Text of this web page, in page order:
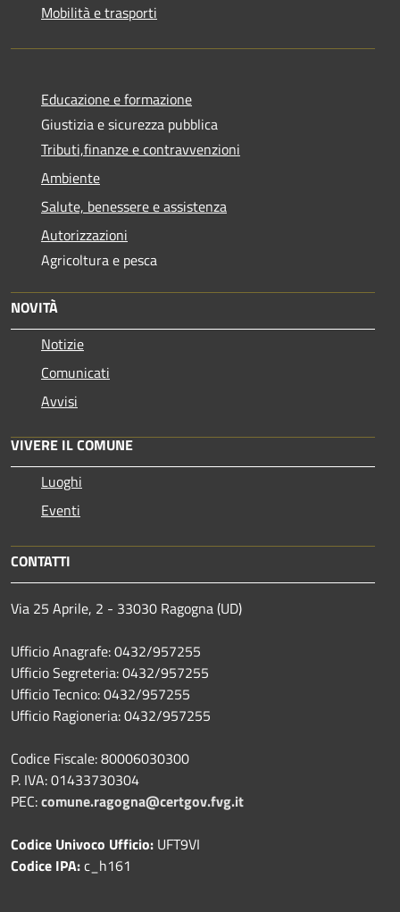
Mobilità e trasporti
Educazione e formazione
Giustizia e sicurezza pubblica
Tributi,finanze e contravvenzioni
Ambiente
Salute, benessere e assistenza
Autorizzazioni
Agricoltura e pesca
NOVITÀ
Notizie
Comunicati
Avvisi
VIVERE IL COMUNE
Luoghi
Eventi
CONTATTI
Via 25 Aprile, 2 - 33030 Ragogna (UD)
Ufficio Anagrafe: 0432/957255
Ufficio Segreteria: 0432/957255
Ufficio Tecnico: 0432/957255
Ufficio Ragioneria: 0432/957255
Codice Fiscale: 80006030300
P. IVA: 01433730304
PEC:comune.ragogna@certgov.fvg.it
Codice Univoco Ufficio: UFT9VI
Codice IPA:c_h161